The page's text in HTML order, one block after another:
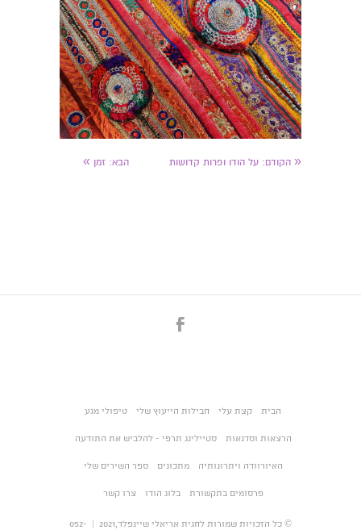
« הקודם: על הודו ופרות קדושות הבא: זמן »
הבית קצת עלי חבילות הייעוץ שלי טיפולי מגע
הרצאות וסדנאות סטיילינג תרפי - להלביש את התודעה
האיורוודה ויתרונותיה מתכונים ספר השירים שלי
פרסומים בתקשורת בלוג הודו צרו קשר
© כל הזכויות שמורות לחגית אריאלי שיינפלד,2021 | 052-